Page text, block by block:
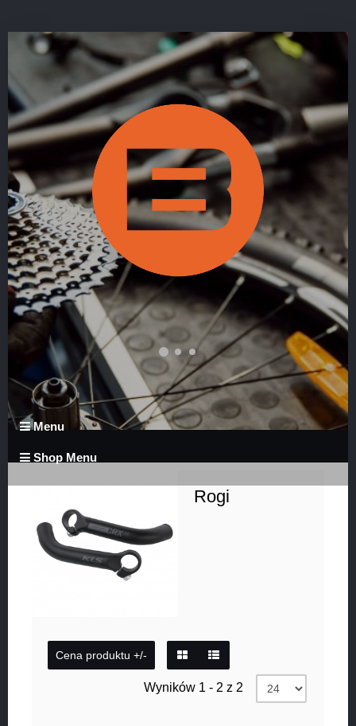
Menu
Shop Menu
Rogi
Cena produktu +/-
Wyników 1 - 2 z 2